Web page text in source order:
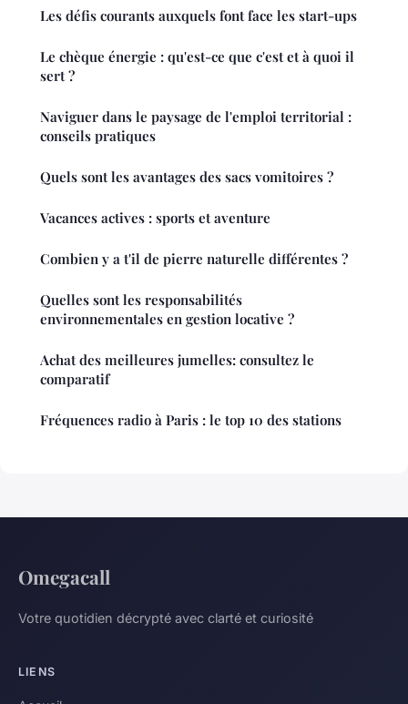
Les défis courants auxquels font face les start-ups
Le chèque énergie : qu'est-ce que c'est et à quoi il
sert ?
Naviguer dans le paysage de l'emploi territorial :
conseils pratiques
Quels sont les avantages des sacs vomitoires ?
Vacances actives : sports et aventure
Combien y a t'il de pierre naturelle différentes ?
Quelles sont les responsabilités
environnementales en gestion locative ?
Achat des meilleures jumelles: consultez le
comparatif
Fréquences radio à Paris : le top 10 des stations
Omegacall
Votre quotidien décrypté avec clarté et curiosité
LIENS